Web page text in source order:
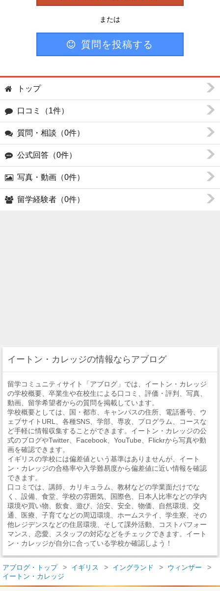
または
質問を投稿する
トップ
口コミ（1件）
質問・相談（0件）
公式回答（0件）
写真・動画（0件）
留学経験者（0件）
イートン・カレッジの情報ならアブログ
留学コミュニティサイト「アブログ」では、イートン・カレッジ
の学校概要、卒業生や在校生による口コミ、評価・評判、写真、
動画、留学希望者からの質問を掲載しています。
学校概要としては、国・都市、キャンパスの住所、電話番号、ウ
ェブサイトURL、各種SNS、学部、専攻、プログラム、コースな
ど手軽に情報収集することができます。イートン・カレッジの公
式のブログやTwitter、Facebook、YouTube、Flickrから写真や動
画を確認できます。
イギリスの学校には偏差値という基準はありませんが、イート
ン・カレッジの合格率や入学難易度から偏差値に近い情報を確認
できます。
口コミでは、講師、カリキュラム、教材などの学業面だけでな
く、設備、食堂、学校の雰囲気、国際色、日本人比率などの学内
環境や買い物、飲食、遊び、治安、安全、物価、自然環境、交
通、医療、子育てなどの周辺環境、ホームステイ、学生寮、その
他レジデンスなどの住居環境、そして課外活動、コストパフォー
マンス、恋愛、スタッフの対応などをチェックできます。イート
ン・カレッジが自分に合っている学校か確認しよう！
アブログ・トップ イギリス イングランド
ウィンザー
イートン・カレッジ